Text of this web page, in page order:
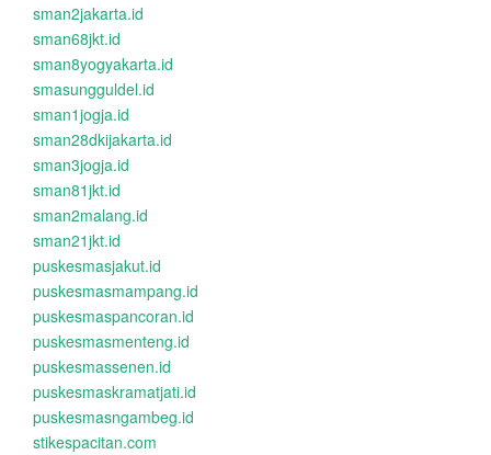
sman2jakarta.id
sman68jkt.id
sman8yogyakarta.id
smasungguldel.id
sman1jogja.id
sman28dkijakarta.id
sman3jogja.id
sman81jkt.id
sman2malang.id
sman21jkt.id
puskesmasjakut.id
puskesmasmampang.id
puskesmaspancoran.id
puskesmasmenteng.id
puskesmassenen.id
puskesmaskramatjati.id
puskesmasngambeg.id
stikespacitan.com